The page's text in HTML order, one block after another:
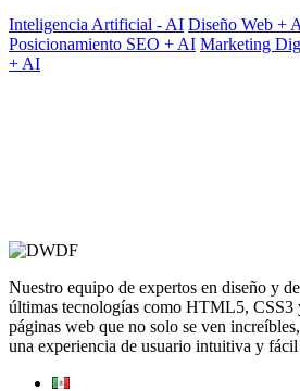
Inteligencia Artificial - AI Diseño Web +
Posicionamiento SEO + AI Marketing
+ AI
Nuestro equipo de expertos en diseño y
últimas tecnologías como HTML5, CSS3
páginas web que no solo se ven
una experiencia de usuario intuitiva y fácil